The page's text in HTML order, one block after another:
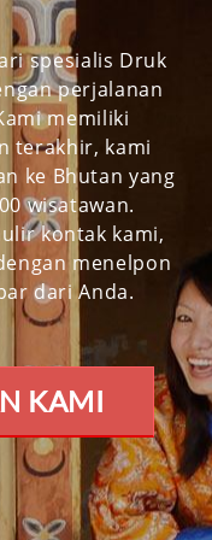
spesialis Druk
perjalanan
memiliki
terakhir, kami
ke Bhutan yang
wisatawan.
kontak kami,
menelpon
dari Anda.
KAMI